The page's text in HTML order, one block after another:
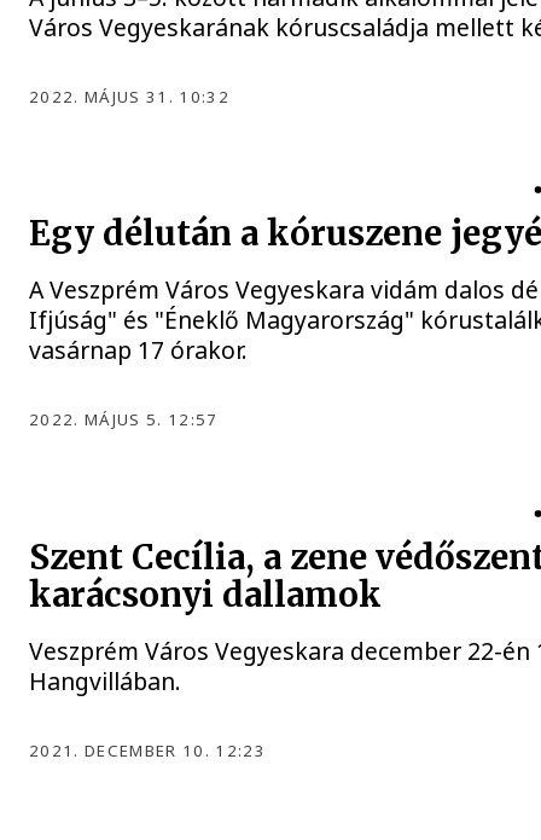
Város Vegyeskarának kóruscsaládja mellett
2022. MÁJUS 31. 10:32
Egy délután a kóruszene
A Veszprém Város Vegyeskara vidám dalos
Ifjúság" és "Éneklő Magyarország"
vasárnap 17 órakor.
2022. MÁJUS 5. 12:57
Szent Cecília, a zene
karácsonyi dallamok
Veszprém Város Vegyeskara december 22-
Hangvillában.
2021. DECEMBER 10. 12:23